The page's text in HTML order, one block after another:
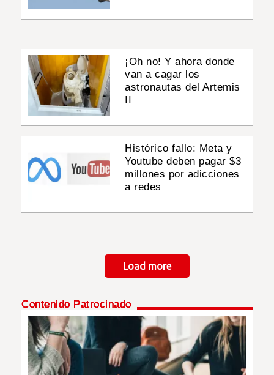
¡Oh no! Y ahora donde
van a cagar los
astronautas del Artemis
II
Histórico fallo: Meta y
Youtube deben pagar $3
millones por adicciones
a redes
Load more
Contenido Patrocinado